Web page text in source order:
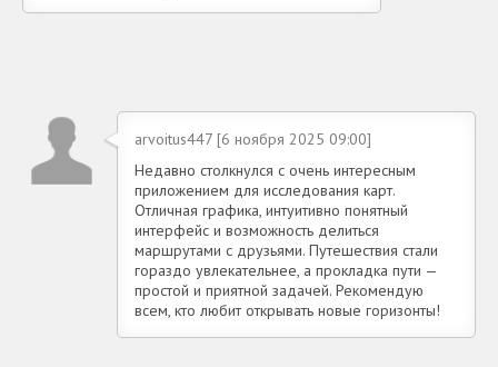
arvoitus447 [6 ноября 2025 09:00]
Недавно столкнулся с очень интересным
приложением для исследования карт.
Отличная графика, интуитивно понятный
интерфейс и возможность делиться
маршрутами с друзьями. Путешествия стали
гораздо увлекательнее, а прокладка пути —
простой и приятной задачей. Рекомендую
всем, кто любит открывать новые горизонты!